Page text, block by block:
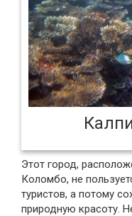
Этот город,
Коломбо, не
туристов, а потому
природную красоту.